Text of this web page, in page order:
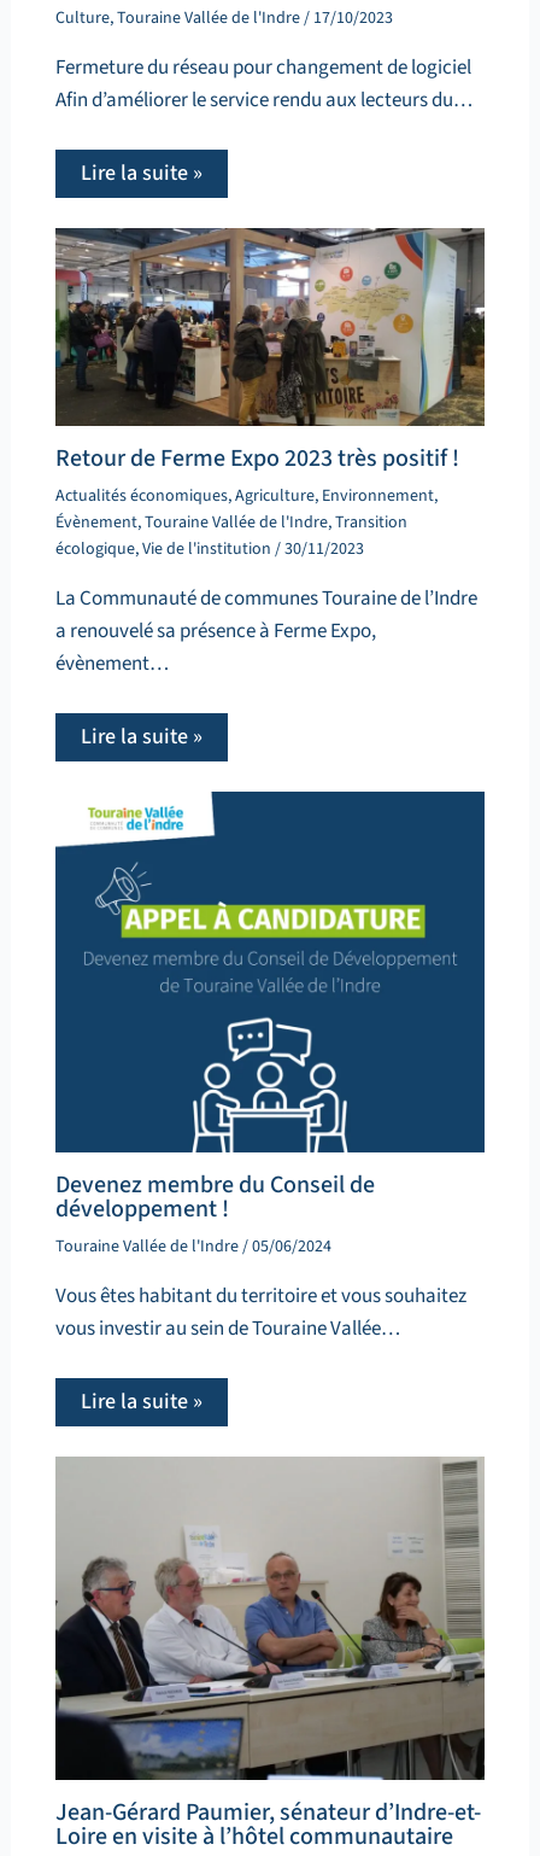
Culture,Touraine Vallée de l'Indre/ 17/10/2023
Fermeture du réseau pour changement de logiciel
Afin d’améliorer le service rendu aux lecteurs du…
Lire la suite »
Retour de Ferme Expo 2023 très positif !
Actualités économiques,Agriculture, Environnement,
Évènement,Touraine Vallée de l'Indre,Transition
écologique,Vie de l'institution /30/11/2023
La Communauté de communes Touraine de l’Indre
a renouvelé sa présence à Ferme Expo,
évènement…
Lire la suite »
Devenez membre du Conseil de
développement !
Touraine Vallée de l'Indre/05/06/2024
Vous êtes habitant du territoire et vous souhaitez
vous investir au sein de Touraine Vallée…
Lire la suite »
Jean-Gérard Paumier, sénateur d’Indre-et-
Loire en visite à l’hôtel communautaire